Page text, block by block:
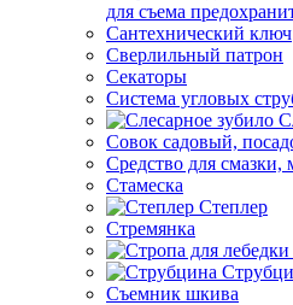
для съема
Сантехнический ключ
Сверлильный патрон
Секаторы
Система угловых
Совок садовый,
Средство для смазки,
Стамеска
Степлер
Стремянка
Съемник шкива